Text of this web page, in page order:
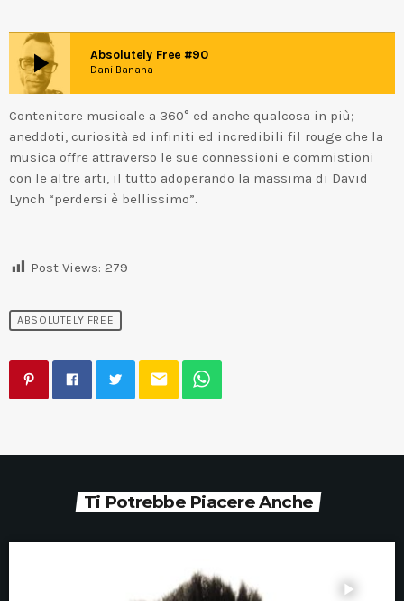
play_arrow Absolutely Free #90
Dani Banana
Contenitore musicale a 360° ed anche qualcosa in più;
aneddoti, curiosità ed infiniti ed incredibili fil rouge che la
musica offre attraverso le sue connessioni e commistioni
con le altre arti, il tutto adoperando la massima di David
Lynch “perdersi è bellissimo”.
Post Views: 279
ABSOLUTELY FREE
email
Ti Potrebbe Piacere Anche
play_arrow